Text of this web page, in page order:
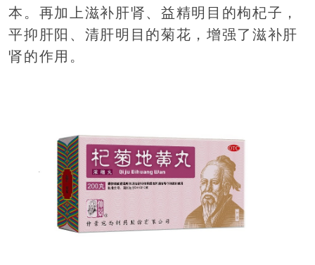
本。再加上滋补肝肾、益精明目的枸杞子，
平抑肝阳、清肝明目的菊花，增强了滋补肝
肾的作用。